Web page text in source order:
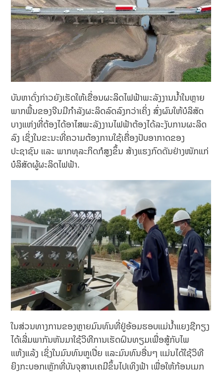
ບັນຫາດັ່ງກ່າວຍັງເຮັດໃຫ້ເຂື່ອນຜະລິດໄຟຟ້າພະລັງງານນ້ຳໃນຫຼາຍ
ພາກພື້ນຂອງຈີນມີກໍາລັງຜະລິດລົດລົງກວ່າເຄິ່ງ ສົ່ງຜົນໃຫ້ບໍລິສັດ
ບາງແຫ່ງທີ່ຕ້ອງໄດ້ອາໄສພະລັງງານໄຟຟ້າຕ້ອງໄດ້ລະງັບການຜະລິດ
ລົງ ເຊິ່ງໃນຂະນະທີ່ຄວາມຕ້ອງການໃຊ້ເຄື່ອງປັບອາກາດຂອງ
ປະຊາຊົນ ແລະ ພາກທຸລະກິດກໍສູງຂຶ້ນ ສ້າງແຮງກົດດັນຢ່າງໜັກແກ່
ບໍລິສັດຜູ້ຜະລິດໄຟຟ້າ.
ໃນສ່ວນທາງການຂອງຫຼາຍມົນທົນທີ່ຢູ່ອ້ອມຮອບແມ່ນ້ຳແຍງຊີກຽງ
ໄດ້ເລີ່ມພາກັນຫັນມາໃຊ້ວິທີການເຮັດຝົນທຽມເພື່ອສູ້ກັບໄພ
ແຫ້ງແລ້ງ ເຊິ່ງໃນມົນທົນຫູເປີ່ຍ ແລະມົນທົນອື່ນໆ ແມ່ນໄດ້ໃຊ້ວິທີ
ຍິງກະບອກເຫຼັກທີ່ບັນຈຸສານເຄມີຂຶ້ນໄປເທິງຟ້າ ເພື່ອໃຫ້ກ້ອນເມກ